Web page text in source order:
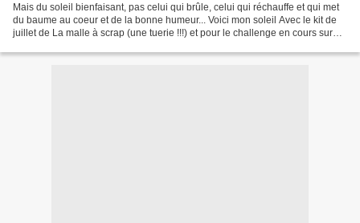
Mais du soleil bienfaisant, pas celui qui brûle, celui qui réchauffe et qui met
du baume au coeur et de la bonne humeur... Voici mon soleil Avec le kit de
juillet de La malle à scrap (une tuerie !!!) et pour le challenge en cours sur